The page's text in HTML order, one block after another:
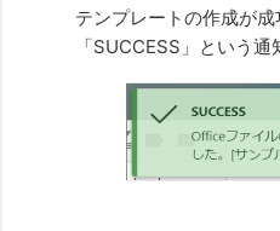
テンプレートの作成が
「SUCCESS」という通